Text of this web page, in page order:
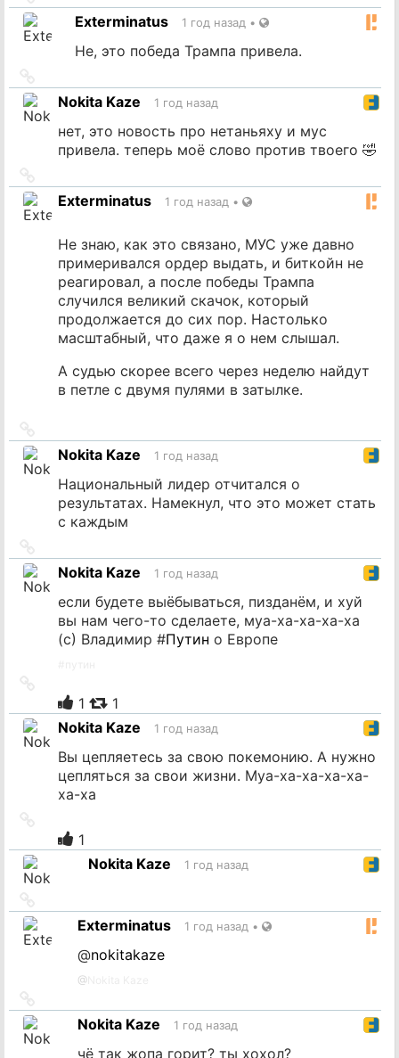
на
источникExterminatus 1 год назад •
Не, это победа Трампа привела.
на
источник
Nokita Kaze 1 год назад
нет, это новость про нетаньяху и мус
привела. теперь моё слово против твоего 🤣
на
источник
Exterminatus 1 год назад •
Не знаю, как это связано, МУС уже давно
примеривался ордер выдать, и биткойн не
реагировал, а после победы Трампа
случился великий скачок, который
продолжается до сих пор. Настолько
масштабный, что даже я о нем слышал.
А судью скорее всего через неделю найдут
в петле с двумя пулями в затылке.
на
источник
Nokita Kaze 1 год назад
Национальный лидер отчитался о
результатах. Намекнул, что это может стать
с каждым
на
источник
Nokita Kaze 1 год назад
если будете выёбываться, пизданём, и хуй
вы нам чего-то сделаете, муа-ха-ха-ха-ха
(c) Владимир #Путин о Европе
источник
1
1
Nokita Kaze
1 год назад
Вы цепляетесь за свою покемонию. А нужно
цепляться за свои жизни. Муа-ха-ха-ха-ха-
ха-ха
источник
1
Nokita Kaze
1 год назад
на
источникExterminatus 1 год назад •
@nokitakaze
@
на
источникNokita Kaze 1 год назад
чё так жопа горит? ты хохол?